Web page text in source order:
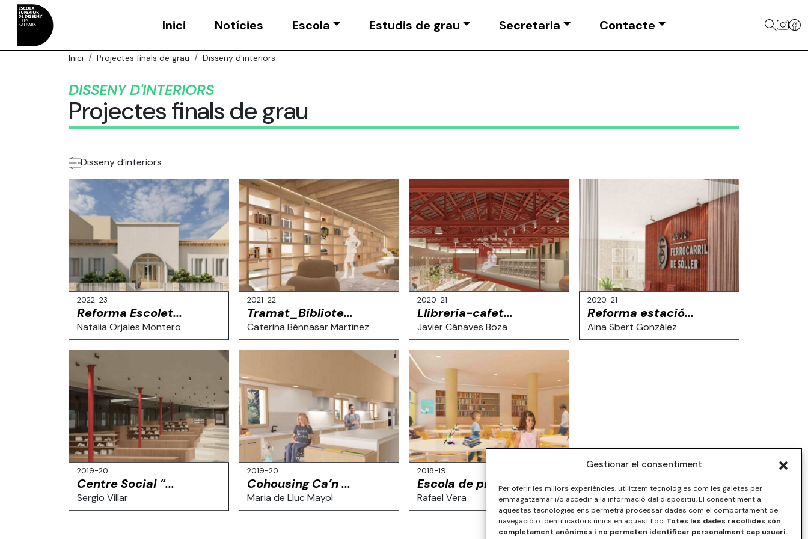
Gestionar el consentiment
Per oferir les millors experiències, utilitzem tecnologies com les galetes per
emmagatzemar i/o accedir a la informació del dispositiu. El consentiment a
aquestes tecnologies ens permetrà processar dades com el comportament de
navegació o identificadors únics en aquest lloc. Totes les dades recollides són
completament anònimes i no permeten identificar personalment cap usuari.
Inici Notícies Escola Estudis de grau Secretaria Contacte
Inici Projectes finals de grau Disseny d'interiors
DISSENY D'INTERIORS
Projectes finals de grau
Disseny d’interiors
2022-23
Reforma Escolet...
Natalia Orjales Montero
2021-22
Tramat_Bibliote...
Caterina Bénnasar Martínez
2020-21
Llibreria-cafet...
Javier Cánaves Boza
2020-21
Reforma estació...
Aina Sbert González
2019-20
Centre Social “...
Sergio Villar
2019-20
Cohousing Ca’n ...
Maria de Lluc Mayol
2018-19
Escola de primà...
Rafael Vera